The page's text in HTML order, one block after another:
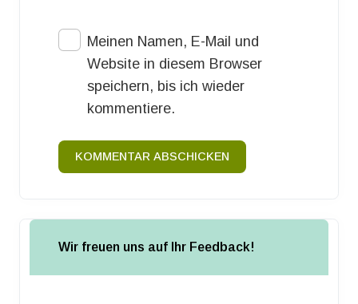
Meinen Namen, E-Mail und
Website in diesem Browser
speichern, bis ich wieder
kommentiere.
KOMMENTAR ABSCHICKEN
Wir freuen uns auf Ihr Feedback!